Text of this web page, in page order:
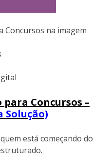
Concursos na imagem
para Concursos –
Solução)
está começando do